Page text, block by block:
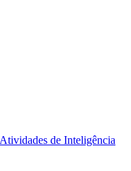
de Inteligência